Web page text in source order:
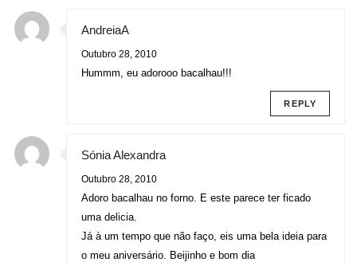
AndreiaA
Outubro 28, 2010
Hummm, eu adorooo bacalhau!!!
REPLY
Sónia Alexandra
Outubro 28, 2010
Adoro bacalhau no forno. E este parece ter ficado
uma delicia.
Já à um tempo que não faço, eis uma bela ideia para
o meu aniversário. Beijinho e bom dia